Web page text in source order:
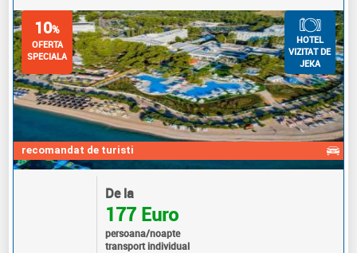
recomandat de turisti
10%
OFERTA
SPECIALA
HOTEL
VIZITAT DE
JEKA
De la
177 Euro
persoana/noapte
transport individual